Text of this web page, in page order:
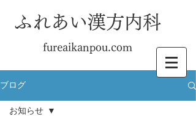
ふれあい漢方内科
fureaikanpou.com
ブログ
お知らせ